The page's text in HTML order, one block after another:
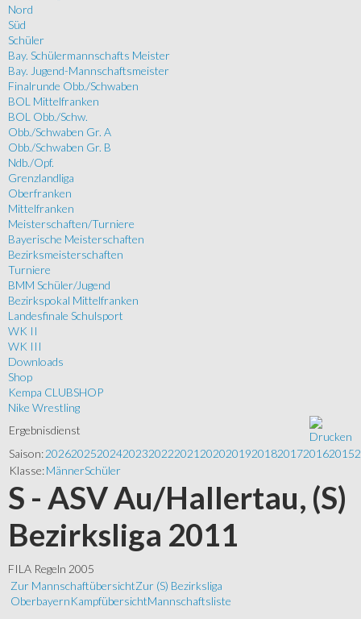
Nord
Süd
Schüler
Bay. Schülermannschafts Meister
Bay. Jugend-Mannschaftsmeister
Finalrunde Obb./Schwaben
BOL Mittelfranken
BOL Obb./Schw.
Obb./Schwaben Gr. A
Obb./Schwaben Gr. B
Ndb./Opf.
Grenzlandliga
Oberfranken
Mittelfranken
Meisterschaften/Turniere
Bayerische Meisterschaften
Bezirksmeisterschaften
Turniere
BMM Schüler/Jugend
Bezirkspokal Mittelfranken
Landesfinale Schulsport
WK II
WK III
Downloads
Shop
Kempa CLUBSHOP
Nike Wrestling
Ergebnisdienst
Saison:202620252024202320222021 202020192018201720162015
Klasse:MännerSchüler
S - ASV Au/Hallertau, (S)
Bezirksliga 2011
FILA Regeln 2005
Zur MannschaftübersichtZur (S) Bezirksliga
OberbayernKampfübersichtMannschaftsliste